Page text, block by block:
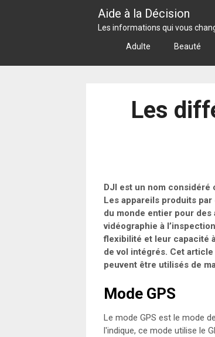
Aide à la Décision
Les informations qui vous
Adulte
Beauté
Les
DJI est un nom considéré
Les appareils produits
du monde entier pour
vidéographie à
flexibilité et leur capacité
de vol intégrés. Cet
peuvent être utilisés de
Mode GPS
Le mode GPS est le mode
l'indique, ce mode utilise le